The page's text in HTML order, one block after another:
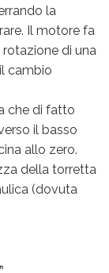
la
Il motore fa
di una
cambio
che di fatto
il basso
allo zero.
della torretta
(dovuta